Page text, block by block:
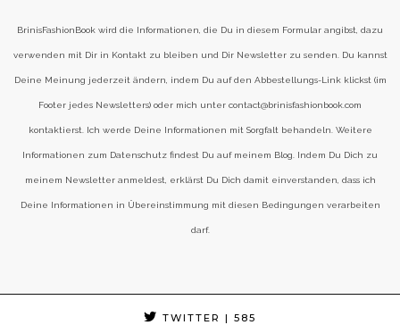
BrinisFashionBook wird die Informationen, die Du in diesem Formular angibst, dazu
verwenden mit Dir in Kontakt zu bleiben und Dir Newsletter zu senden. Du kannst
Deine Meinung jederzeit ändern, indem Du auf den Abbestellungs-Link klickst (im
Footer jedes Newsletters) oder mich unter contact@brinisfashionbook.com
kontaktierst. Ich werde Deine Informationen mit Sorgfalt behandeln. Weitere
Informationen zum Datenschutz findest Du auf meinem Blog. Indem Du Dich zu
meinem Newsletter anmeldest, erklärst Du Dich damit einverstanden, dass ich
Deine Informationen in Übereinstimmung mit diesen Bedingungen verarbeiten
darf.
TWITTER | 585